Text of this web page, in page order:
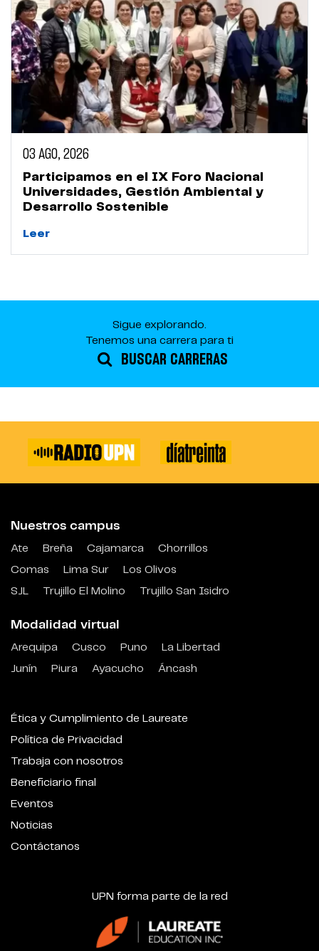
03 AGO, 2026
Participamos en el IX Foro Nacional
Universidades, Gestión Ambiental y
Desarrollo Sostenible
Leer
Sigue explorando.
Tenemos una carrera para ti
BUSCAR CARRERAS
Nuestros campus
Ate Breña Cajamarca
Chorrillos
Comas
Lima Sur
Los Olivos
SJL
Trujillo El Molino Trujillo San Isidro
Modalidad virtual
Arequipa Cusco Puno
La Libertad
Junín
Piura Ayacucho Áncash
Ética y Cumplimiento de Laureate
Política de Privacidad
Trabaja con nosotros
Beneficiario final
Eventos
Noticias
Contáctanos
UPN forma parte de la red